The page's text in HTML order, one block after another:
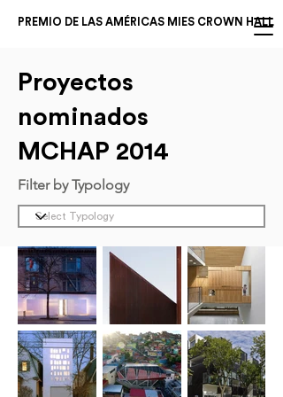
PREMIO DE LAS AMÉRICAS MIES CROWN HALL
Proyectos
nominados
MCHAP 2014
Filter by Typology